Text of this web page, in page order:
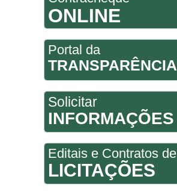
ONLINE
Portal da
TRANSPARÊNCIA
Solicitar
INFORMAÇÕES
Editais e Contratos de
LICITAÇÕES